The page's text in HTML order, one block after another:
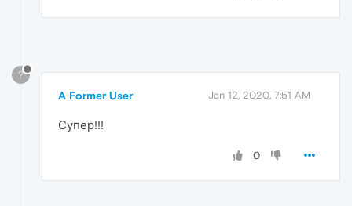
?
A Former User Jan 12, 2020, 7:51 AM
Супер!!!
0